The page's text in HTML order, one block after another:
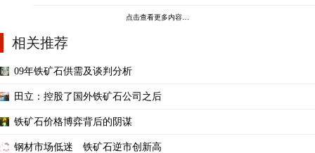
点击查看更多内容…
相关推荐
09年铁矿石供需及谈判分析
田立：控股了国外铁矿石公司之后
铁矿石价格博弈背后的阴谋
钢材市场低迷 铁矿石逆市创新高